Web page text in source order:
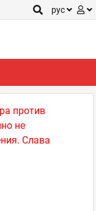
рус
против
не
Слава